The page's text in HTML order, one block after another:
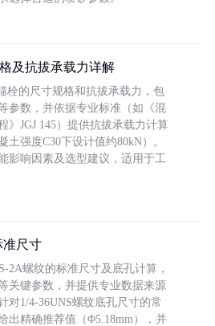
及抗拔承载力详解
栓的尺寸规格和抗拔承载力，包
参数，并依据专业标准（如《混
》JGJ 145）提供抗拔承载力计算
土强度C30下设计值约80kN）。
影响因素及选型建议，适用于工
准尺寸
2A螺纹的标准尺寸及底孔计算，
关键参数，并提供专业数据来源
对1/4-36UNS螺纹底孔尺寸的常
出精确推荐值（Φ5.18mm），并